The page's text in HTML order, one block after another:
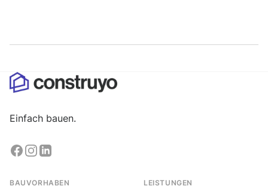
Einfach bauen.
BAUVORHABEN
LEISTUNGEN